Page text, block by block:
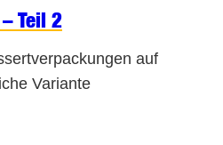
Teil 2
auf
Variante